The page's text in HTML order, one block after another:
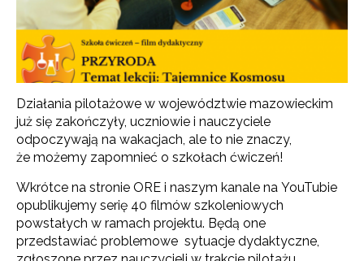
Działania pilotażowe w województwie mazowieckim
już się zakończyły, uczniowie i nauczyciele
odpoczywają na wakacjach, ale to nie znaczy,
że możemy zapomnieć o szkołach ćwiczeń!
Wkrótce na stronie ORE i naszym kanale na YouTubie
opublikujemy serię 40 filmów szkoleniowych
powstałych w ramach projektu. Będą one
przedstawiać problemowe sytuacje dydaktyczne,